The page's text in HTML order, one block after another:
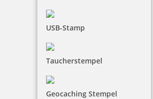
USB-Stamp
Taucherstempel
Geocaching Stempel
Jetzt gestalten